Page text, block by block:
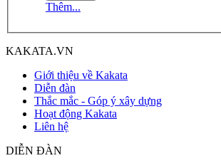
Thêm...
KAKATA.VN
Giới thiệu về Kakata
Diễn đàn
Thắc mắc - Góp ý xây dựng
Hoạt động Kakata
Liên hệ
DIỄN ĐÀN